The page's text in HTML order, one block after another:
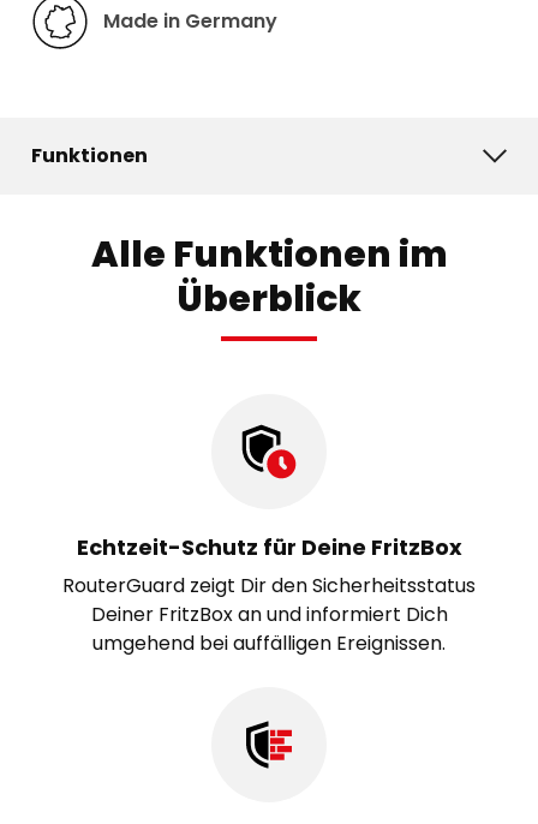
Made in Germany
Funktionen
Alle Funktionen im
Überblick
Echtzeit-Schutz für Deine FritzBox
RouterGuard zeigt Dir den Sicherheitsstatus
Deiner FritzBox an und informiert Dich
umgehend bei auffälligen Ereignissen.